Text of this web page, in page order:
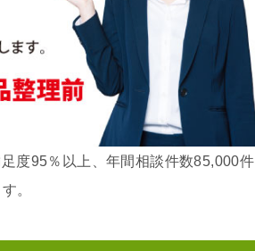
度95％以上、年間相談件数85,000件
。